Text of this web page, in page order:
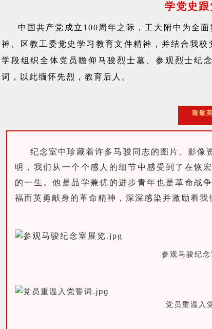
学党史跟
中国共产党成立100周年之际，工大附中为全
神、区教工委党史学习教育文件精神，并结合我
学段组织全体党员瞻仰马骏烈士墓、参观烈士纪
词
，以此缅怀先烈，教育后人。
致敬
纪念室中珍藏着许多马骏同志的图片、影像
明，我们从一个个感人的细节中感受到了在恢
的一生。他 是品学兼优的进步青年也是革命战
福而英勇献身的革命精神，深深感染并激励着我
参观马骏纪念
党员重温入